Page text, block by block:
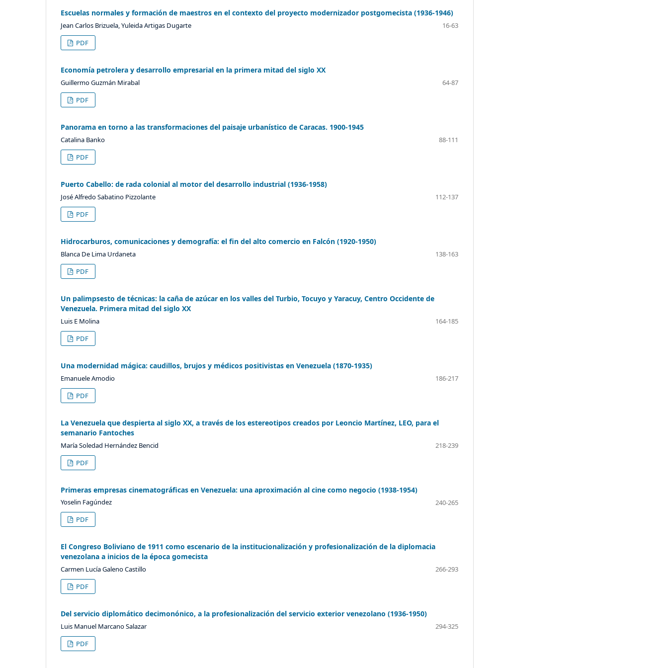
Escuelas normales y formación de maestros en el contexto del proyecto modernizador postgomecista (1936-1946)
Jean Carlos Brizuela, Yuleida Artigas Dugarte
16-63
PDF
Economía petrolera y desarrollo empresarial en la primera mitad del siglo XX
Guillermo Guzmán Mirabal
64-87
PDF
Panorama en torno a las transformaciones del paisaje urbanístico de Caracas. 1900-1945
Catalina Banko
88-111
PDF
Puerto Cabello: de rada colonial al motor del desarrollo industrial (1936-1958)
José Alfredo Sabatino Pizzolante
112-137
PDF
Hidrocarburos, comunicaciones y demografía: el fin del alto comercio en Falcón (1920-1950)
Blanca De Lima Urdaneta
138-163
PDF
Un palimpsesto de técnicas: la caña de azúcar en los valles del Turbio, Tocuyo y Yaracuy, Centro Occidente de
Venezuela. Primera mitad del siglo XX
Luis E Molina
164-185
PDF
Una modernidad mágica: caudillos, brujos y médicos positivistas en Venezuela (1870-1935)
Emanuele Amodio
186-217
PDF
La Venezuela que despierta al siglo XX, a través de los estereotipos creados por Leoncio Martínez, LEO, para el
semanario Fantoches
María Soledad Hernández Bencid
218-239
PDF
Primeras empresas cinematográficas en Venezuela: una aproximación al cine como negocio (1938-1954)
Yoselin Fagúndez
240-265
PDF
El Congreso Boliviano de 1911 como escenario de la institucionalización y profesionalización de la diplomacia
venezolana a inicios de la época gomecista
Carmen Lucía Galeno Castillo
266-293
PDF
Del servicio diplomático decimonónico, a la profesionalización del servicio exterior venezolano (1936-1950)
Luis Manuel Marcano Salazar
294-325
PDF